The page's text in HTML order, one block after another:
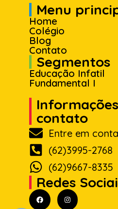
Menu
Home
Colégio
Blog
Contato
Segmentos
Educação Infatil
Fundamental I
contato
Entre em
(62)3995-2768
(62)9667-8335
Redes